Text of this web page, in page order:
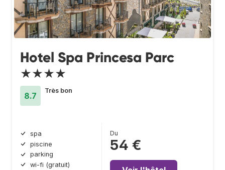
Hotel Spa Princesa Parc
★★★★
8.7
Très bon
spa
piscine
parking
wi-fi (gratuit)
Du
54 €